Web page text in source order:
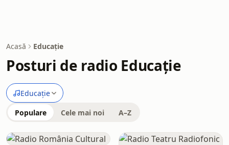
Acasă Educație
Posturi de radio Educație
Educație
Populare Cele mai noi A–Z